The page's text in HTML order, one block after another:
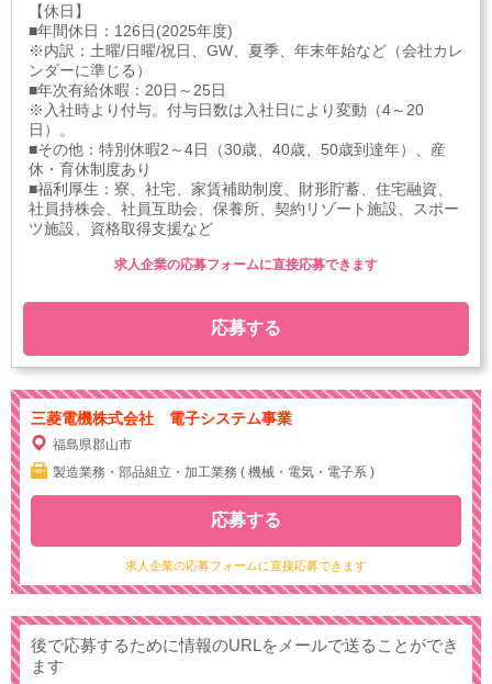
【休日】
■年間休日：126日(2025年度)
※内訳：土曜/日曜/祝日、GW、夏季、年末年始など（会社カレ
ンダーに準じる）
■年次有給休暇：20日～25日
※入社時より付与。付与日数は入社日により変動（4～20
日）。
■その他：特別休暇2～4日（30歳、40歳、50歳到達年）、産
休・育休制度あり
■福利厚生：寮、社宅、家賃補助制度、財形貯蓄、住宅融資、
社員持株会、社員互助会、保養所、契約リゾート施設、スポー
ツ施設、資格取得支援など
応募する
求人企業の応募フォームに直接応募できます
三菱電機株式会社 電子システム事業
福島県郡山市
製造業務・部品組立・加工業務 ( 機械・電気・電子系 )
求人企業の応募フォームに直接応募できます
応募する
後で応募するために情報のURLをメールで送ることができ
ます